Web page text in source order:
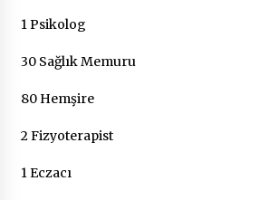
1 Psikolog
30 Sağlık Memuru
80 Hemşire
2 Fizyoterapist
1 Eczacı